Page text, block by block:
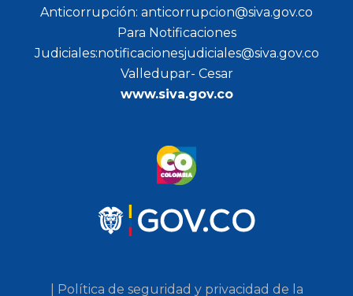
Anticorrupción: anticorrupcion@siva.gov.co
Para Notificaciones
Judiciales:notificacionesjudiciales@siva.gov.co
Valledupar- Cesar
www.siva.gov.co
| Política de seguridad y privacidad de la